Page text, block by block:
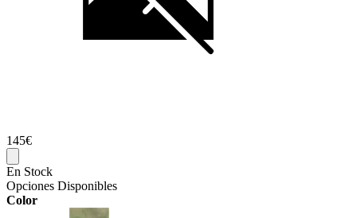
145€
En Stock
Opciones Disponibles
Color